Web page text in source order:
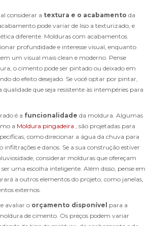
considerar a textura e o acabamento da
pode variar de liso a texturizado, e
diferente. Molduras com acabamentos
profundidade e interesse visual, enquanto
um visual mais clean e moderno. Pense
o cimento pode ser pintado ou deixado em
do efeito desejado. Se você optar por pintar,
que seja resistente às intempéries para
é a funcionalidade da moldura. Algumas
a Moldura pingadeira , são projetadas para
como direcionar a água da chuva para
infiltrações e danos. Se a sua construção estiver
considerar molduras que ofereçam
uma escolha inteligente. Além disso, pense em
a outros elementos do projeto, como janelas,
externos.
avaliar o orçamento disponível para a
de cimento. Os preços podem variar